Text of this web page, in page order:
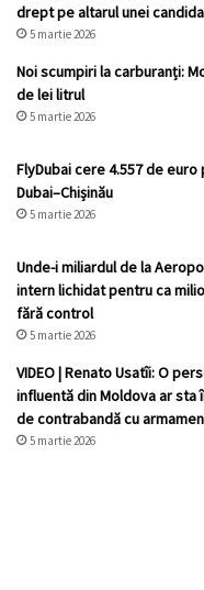
drept pe altarul unei
5 martie 2026
Noi scumpiri la carburanți:
de lei litrul
5 martie 2026
FlyDubai cere 4.557 de
Dubai–Chișinău
5 martie 2026
Unde-i miliardul de la
intern lichidat pentru ca
fără control
5 martie 2026
VIDEO | Renato Usatîi: O
influentă din Moldova ar sta
de contrabandă cu
5 martie 2026